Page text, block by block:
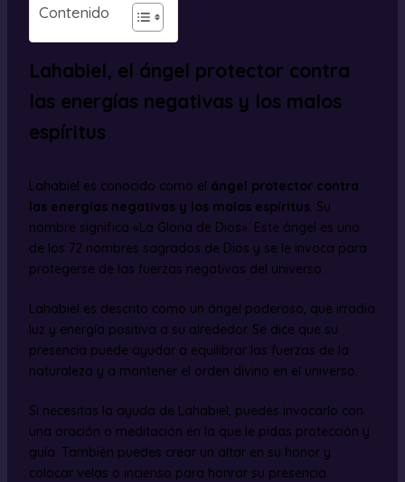
Contenido
Lahabiel, el ángel protector contra
las energías negativas y los malos
espíritus
Lahabiel es conocido como el ángel protector contra
las energías negativas y los malos espíritus. Su
nombre significa «La Gloria de Dios». Este ángel es uno
de los 72 nombres sagrados de Dios y se le invoca para
protegerse de las fuerzas negativas del universo.
Lahabiel es descrito como un ángel poderoso, que irradia
luz y energía positiva a su alrededor. Se dice que su
presencia puede ayudar a equilibrar las fuerzas de la
naturaleza y a mantener el orden divino en el universo.
Si necesitas la ayuda de Lahabiel, puedes invocarlo con
una oración o meditación en la que le pidas protección y
guía. También puedes crear un altar en su honor y
colocar velas o incienso para honrar su presencia.